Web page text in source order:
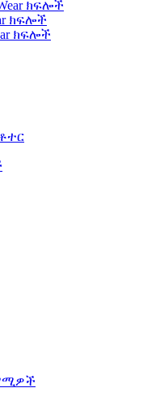
ክፍሎች
ክፍሎች
ክፍሎች